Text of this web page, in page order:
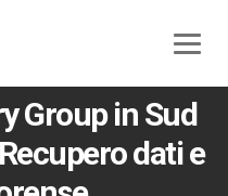
Group in Sud
dati e